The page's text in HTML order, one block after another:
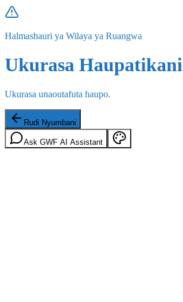
Halmashauri ya Wilaya ya Ruangwa
Ukurasa Haupatikani
Ukurasa unaoutafuta haupo.
Rudi Nyumbani
Ask GWF AI Assistant